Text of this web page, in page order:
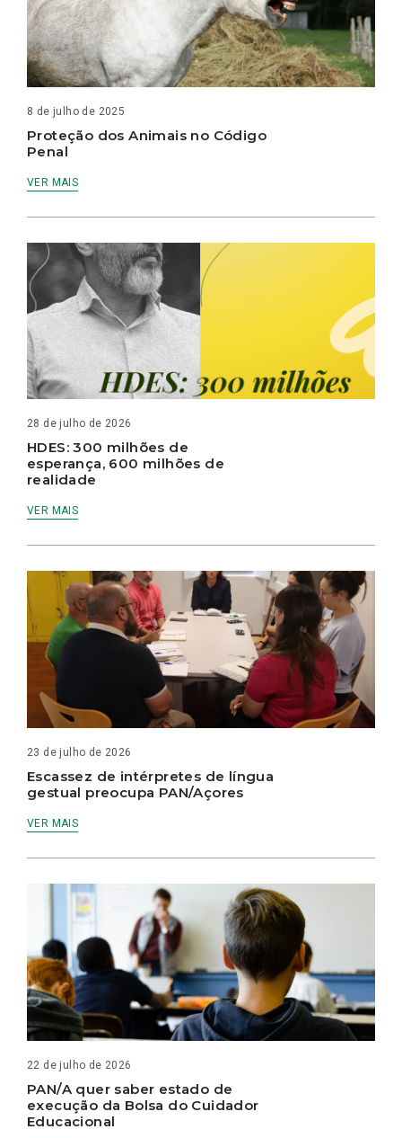
8 de julho de 2025
Proteção dos Animais no Código
Penal
VER MAIS
28 de julho de 2026
HDES: 300 milhões de
esperança, 600 milhões de
realidade
VER MAIS
23 de julho de 2026
Escassez de intérpretes de língua
gestual preocupa PAN/Açores
VER MAIS
22 de julho de 2026
PAN/A quer saber estado de
execução da Bolsa do Cuidador
Educacional